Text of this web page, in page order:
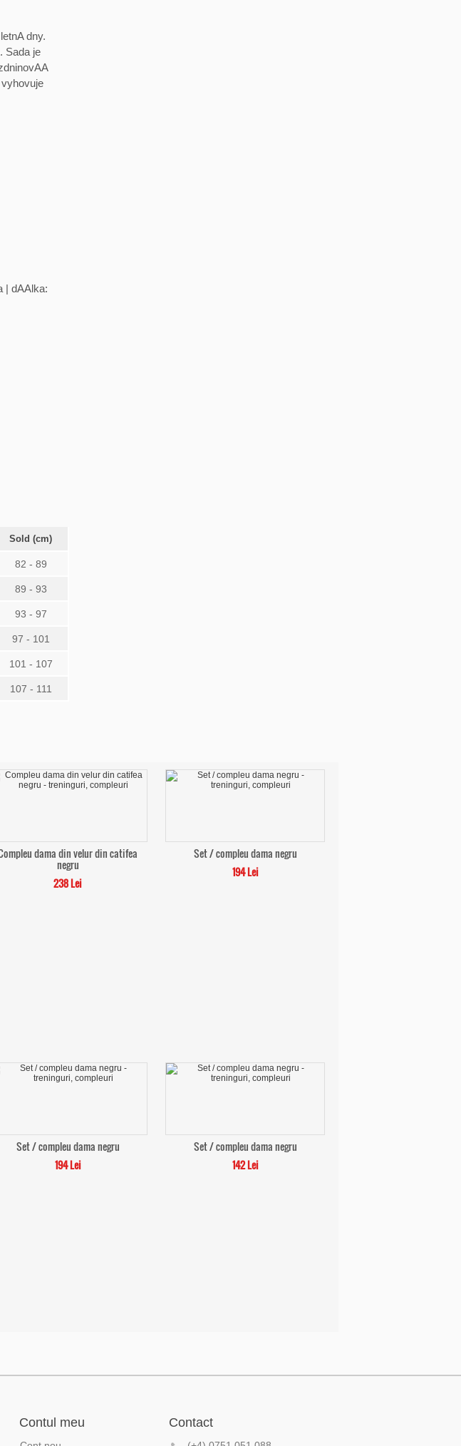
dny.
Sada je
| dAAlka:
Sold (cm)
82 - 89
89 - 93
93 - 97
97 - 101
101 - 107
107 - 111
dama din velur din catifea
negru
238 Lei
Set / compleu dama negru
194 Lei
Set / compleu dama negru
194 Lei
Set / compleu dama negru
142 Lei
Contul meu Contact